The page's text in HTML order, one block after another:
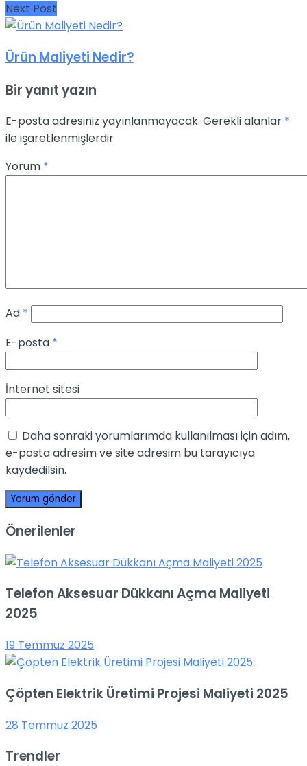
Next Post
Ürün Maliyeti Nedir?
Bir yanıt yazın
E-posta adresiniz yayınlanmayacak. Gerekli alanlar *
ile işaretlenmişlerdir
Yorum *
Ad *
E-posta *
İnternet sitesi
Daha sonraki yorumlarımda kullanılması için adım,
e-posta adresim ve site adresim bu tarayıcıya
kaydedilsin.
Önerilenler
Telefon Aksesuar Dükkanı Açma Maliyeti
2025
19 Temmuz 2025
Çöpten Elektrik Üretimi Projesi Maliyeti 2025
28 Temmuz 2025
Trendler